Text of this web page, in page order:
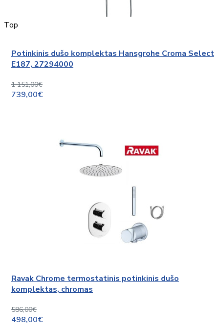
Top
Potinkinis dušo komplektas Hansgrohe Croma Select
E187, 27294000
1 151,00€
739,00€
Ravak Chrome termostatinis potinkinis dušo
komplektas, chromas
586,00€
498,00€